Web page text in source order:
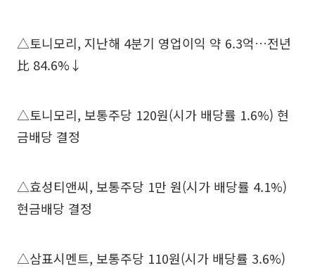
△토니모리, 지난해 4분기 영업이익 약 6.3억…전년
比 84.6%↓
△토니모리, 보통주당 120원(시가 배당률 1.6%) 현
금배당 결정
△효성티앤씨, 보통주당 1만 원(시가 배당률 4.1%)
현금배당 결정
△삼표시멘트, 보통주당 110원(시가 배당률 3.6%)